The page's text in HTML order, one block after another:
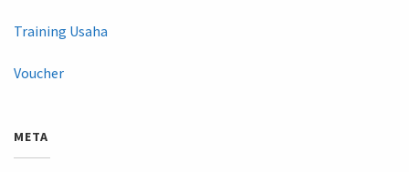
Training Usaha
Voucher
META